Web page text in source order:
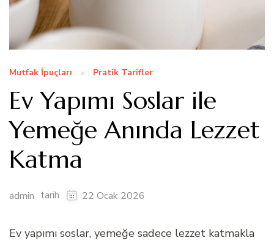
Mutfak İpuçları Pratik Tarifler
Ev Yapımı Soslar ile
Yemeğe Anında Lezzet
Katma
admin tarih 22 Ocak 2026
Ev yapımı soslar, yemeğe sadece lezzet katmakla